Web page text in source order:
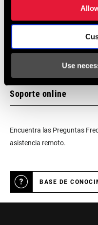
Use
LOCALIZADOR DE
Soporte online
Encuentra las Preguntas
asistencia remoto.
BASE DE